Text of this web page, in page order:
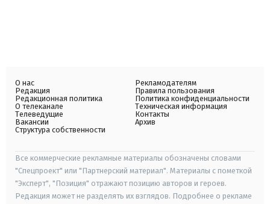
О нас
Редакция
Редакционная политика
О телеканале
Телеведущие
Вакансии
Структура собственности
Рекламодателям
Правила пользования
Политика конфиденциальности
Техническая информация
Контакты
Архив
Все коммерческие рекламные материалы обозначены словами
"Спецпроект" или "Партнерский материал". Материалы с пометкой
"Эксперт", "Позиция" отражают позицию авторов и героев.
Редакция может не разделять их взглядов. Подробнее о рекламе